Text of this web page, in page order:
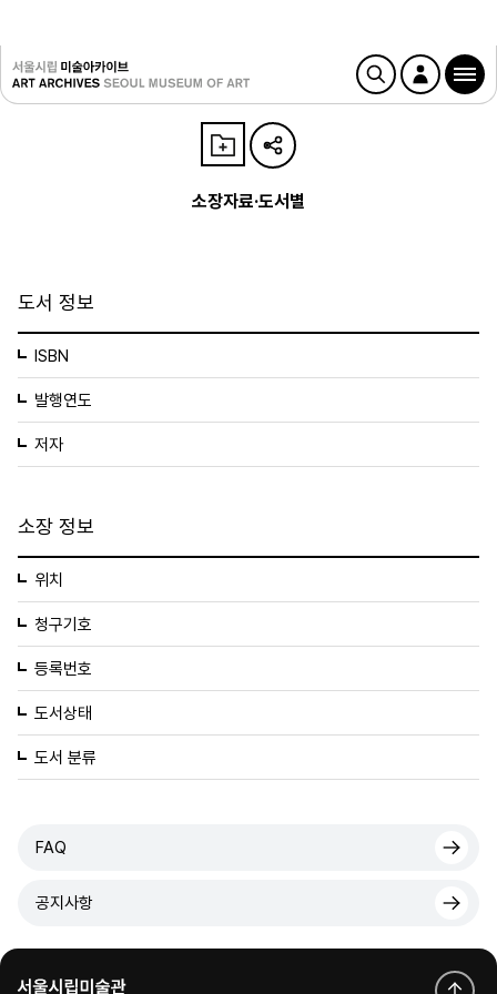
소장자료·도서별
도서 정보
ISBN
발행연도
저자
소장 정보
위치
청구기호
등록번호
도서상태
도서 분류
FAQ
공지사항